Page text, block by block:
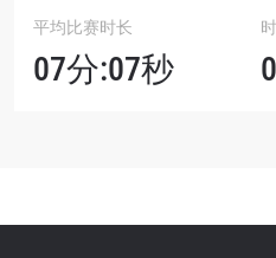
平均比赛时长
07分:07秒